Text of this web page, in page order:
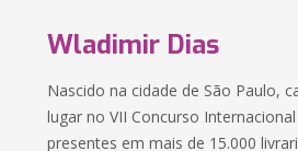
Wladimir Dias
Nascido na cidade de São Paulo,
lugar no VII Concurso
presentes em mais de 15.000